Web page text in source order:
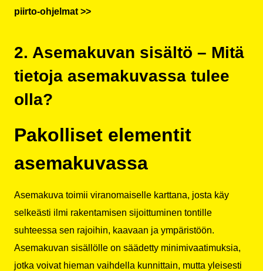
piirto-ohjelmat >>
2. Asemakuvan sisältö – Mitä
tietoja asemakuvassa tulee
olla?
Pakolliset elementit
asemakuvassa
Asemakuva toimii viranomaiselle karttana, josta käy
selkeästi ilmi rakentamisen sijoittuminen tontille
suhteessa sen rajoihin, kaavaan ja ympäristöön.
Asemakuvan sisällölle on säädetty minimivaatimuksia,
jotka voivat hieman vaihdella kunnittain, mutta yleisesti